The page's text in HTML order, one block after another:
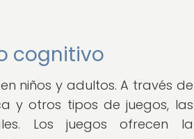
cognitivo
niños y adultos. A través de
y otros tipos de juegos, las
Los juegos ofrecen la